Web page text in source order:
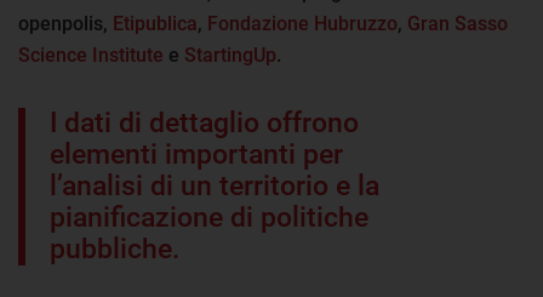
openpolis, Etipublica, Fondazione Hubruzzo, Gran Sasso
Science Institute e StartingUp.
I dati di dettaglio offrono
elementi importanti per
l’analisi di un territorio e la
pianificazione di politiche
pubbliche.